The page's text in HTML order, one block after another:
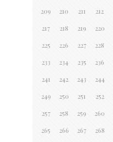
209 210 211 212
217 218 219 220
225 226 227 228
233 234 235 236
241 242 243 244
249 250 251 252
257 258 259 260
265 266 267 268